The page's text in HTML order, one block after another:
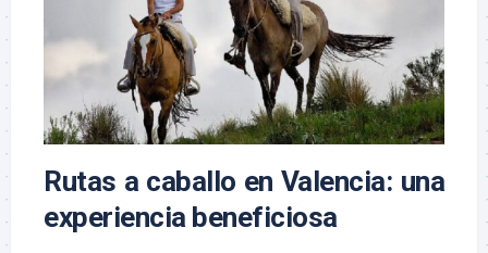
Rutas a caballo en Valencia: una
experiencia beneficiosa